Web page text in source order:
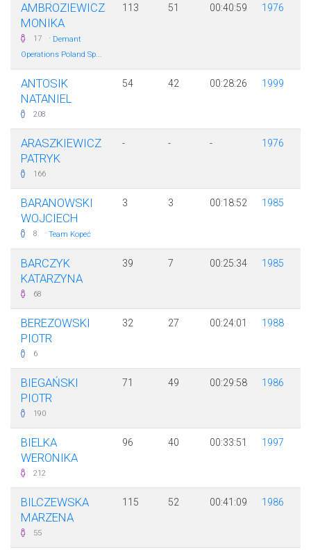
AMBROZIEWICZ
MONIKA
17 · Demant
Operations Poland Sp...
113 51 00:40:59 1976
ANTOSIK
NATANIEL
208
54 42 00:28:26 1999
ARASZKIEWICZ
PATRYK
166
- - - 1976
BARANOWSKI
WOJCIECH
8 · Team Kopeć
3 3 00:18:52 1985
BARCZYK
KATARZYNA
68
39 7 00:25:34 1985
BEREZOWSKI
PIOTR
6
32 27 00:24:01 1988
BIEGAŃSKI
PIOTR
190
71 49 00:29:58 1986
BIELKA
WERONIKA
212
96 40 00:33:51 1997
BILCZEWSKA
MARZENA
55
115 52 00:41:09 1986